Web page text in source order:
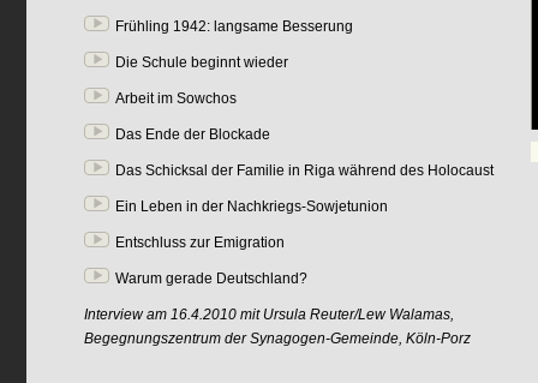
Frühling 1942: langsame Besserung
Die Schule beginnt wieder
Arbeit im Sowchos
Das Ende der Blockade
Das Schicksal der Familie in Riga während des Holocaust
Ein Leben in der Nachkriegs-Sowjetunion
Entschluss zur Emigration
Warum gerade Deutschland?
Interview am 16.4.2010 mit Ursula Reuter/Lew Walamas,
Begegnungszentrum der Synagogen-Gemeinde, Köln-Porz